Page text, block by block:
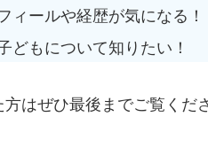
ィールや経歴が気になる！
どもについて知りたい！
方はぜひ最後までご覧くだ